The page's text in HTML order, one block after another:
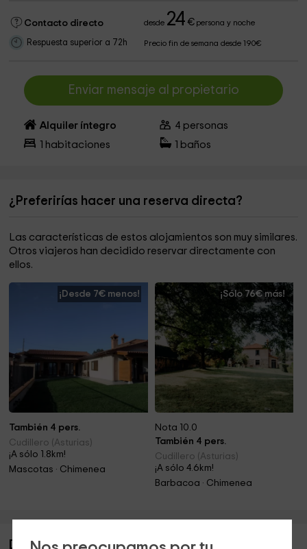
Contacto directo desde 24 €persona y noche
Respuesta superior a 72h Precio fin de semana desde 190€
Enviar mensaje al propietario
Alquiler íntegro 4 personas
habitaciones baños
¿Preferirías hacer una reserva directa?
Las características de estos alojamientos son muy similares.
Otros viajeros han decidido reservar directamente con
ellos.
¡Desde 7€ menos!
También 4 pers.
Cudillero (Asturias)
¡A sólo 1.8km!
Mascotas · Chimenea
¡Sólo 76€ más!
Nota 10.0
También 4 pers.
Cudillero (Asturias)
¡A sólo 4.6km!
Barbacoa · Chimenea
Descripción de La Buhardilla - Casa Bego